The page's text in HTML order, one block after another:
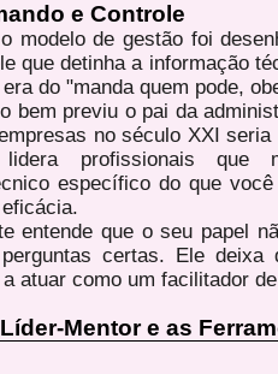
e Controle
modelo de gestão foi
que detinha a informação
do "manda quem pode,
bem previu o pai da
no século XXI
profissionais que
específico do que
entende que o seu papel
certas. Ele
atuar como um facilitador
Mentor e as